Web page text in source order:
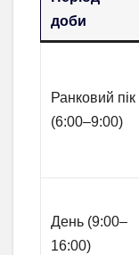
доби
Ранковий пік
(6:00–9:00)
День (9:00–
16:00)